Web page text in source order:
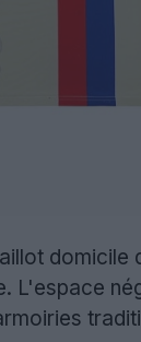
L'espace